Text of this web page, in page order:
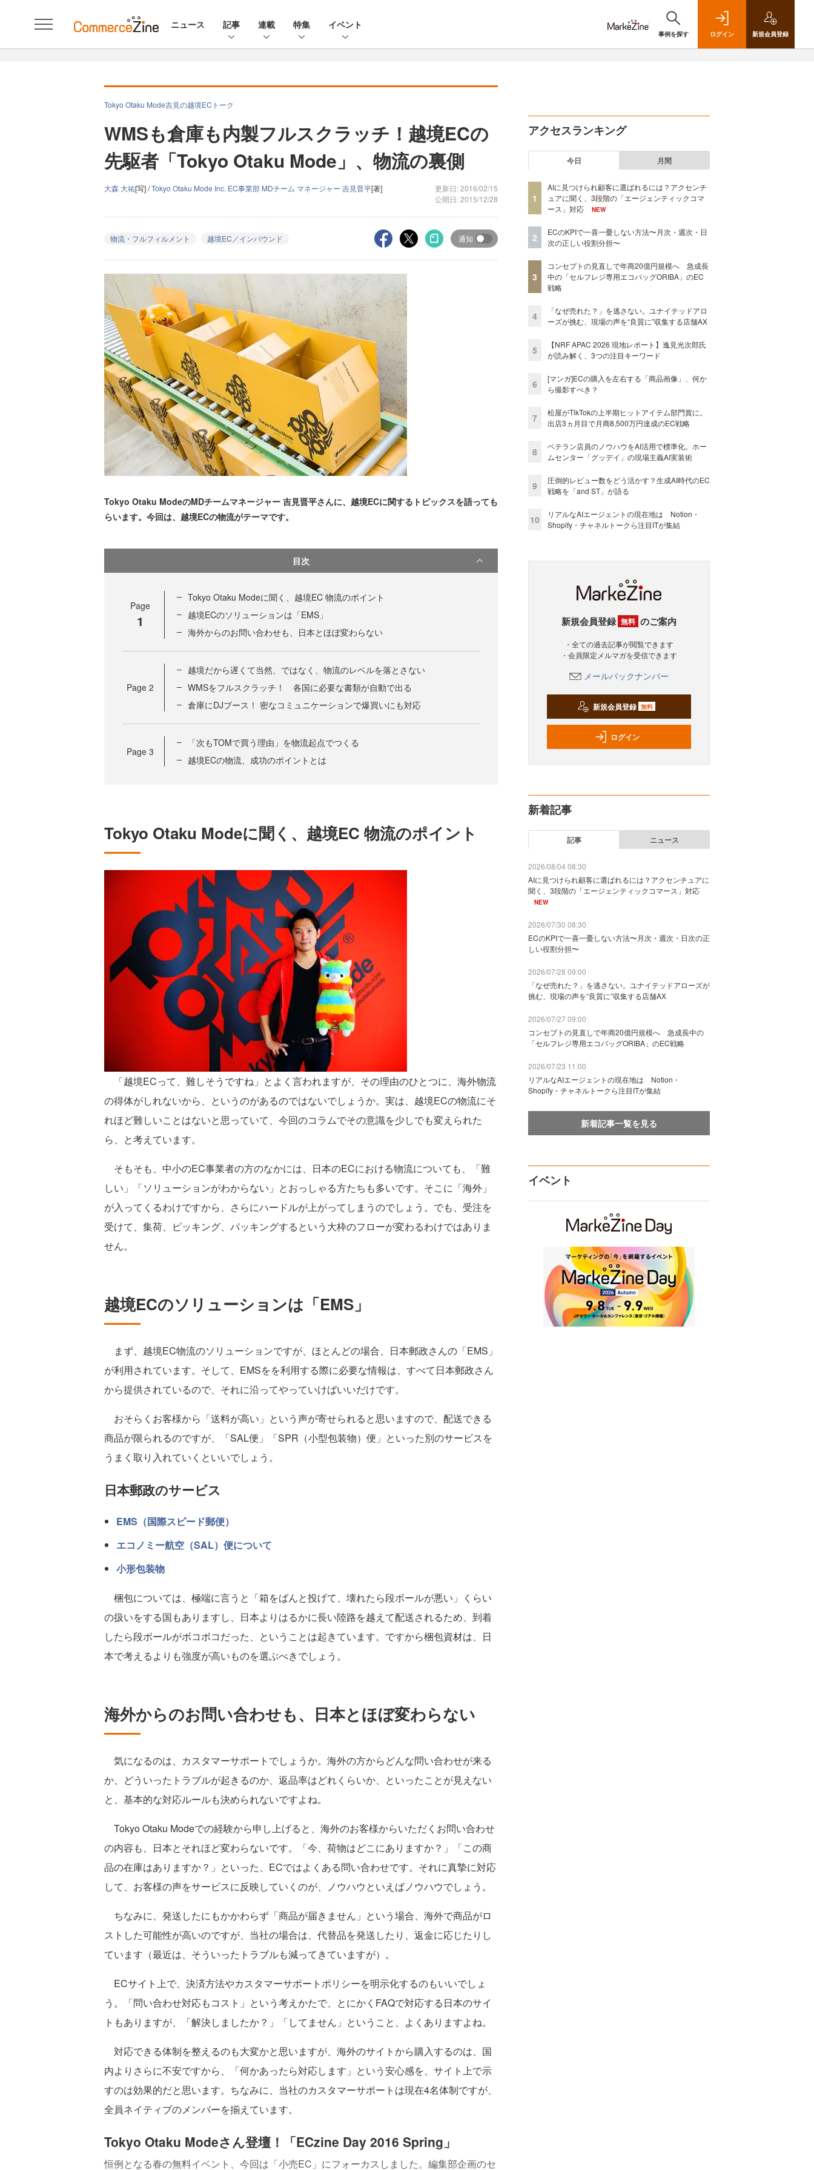
ニュース 記事 連載 特集 イベント
事例を探す ログイン 新規会員登録
Tokyo Otaku Mode吉見の越境ECトーク
WMSも倉庫も内製フルスクラッチ！越境ECの
先駆者「Tokyo Otaku Mode」、物流の裏側
大森 大祐[写] /Tokyo Otaku Mode Inc. EC事業部 MDチーム マネージャー 吉見晋平[著]
更新日: 2016/02/15
公開日: 2015/12/28
物流・フルフィルメント 越境EC／インバウンド 通知
Tokyo Otaku ModeのMDチームマネージャー 吉見晋平さんに、越境ECに関するトピックスを語っても
らいます。今回は、越境ECの物流がテーマです。
目次
Page
1
Tokyo Otaku Modeに聞く、越境EC 物流のポイント
越境ECのソリューションは「EMS」
海外からのお問い合わせも、日本とほぼ変わらない
Page 2
越境だから遅くて当然、ではなく、物流のレベルを落とさない
WMSをフルスクラッチ！ 各国に必要な書類が自動で出る
倉庫にDJブース！ 密なコミュニケーションで爆買いにも対応
Page 3
「次もTOMで買う理由」を物流起点でつくる
越境ECの物流、成功のポイントとは
Tokyo Otaku Modeに聞く、越境EC 物流のポイント
「越境ECって、難しそうですね」とよく言われますが、その理由のひとつに、海外物流
の得体がしれないから、というのがあるのではないでしょうか。実は、越境ECの物流にそ
れほど難しいことはないと思っていて、今回のコラムでその意識を少しでも変えられた
ら、と考えています。
そもそも、中小のEC事業者の方のなかには、日本のECにおける物流についても、「難
しい」「ソリューションがわからない」とおっしゃる方たちも多いです。そこに「海外」
が入ってくるわけですから、さらにハードルが上がってしまうのでしょう。でも、受注を
受けて、集荷、ピッキング、パッキングするという大枠のフローが変わるわけではありま
せん。
越境ECのソリューションは「EMS」
まず、越境EC物流のソリューションですが、ほとんどの場合、日本郵政さんの「EMS」
が利用されています。そして、EMSをを利用する際に必要な情報は、すべて日本郵政さん
から提供されているので、それに沿ってやっていけばいいだけです。
おそらくお客様から「送料が高い」という声が寄せられると思いますので、配送できる
商品が限られるのですが、「SAL便」「SPR（小型包装物）便」といった別のサービスを
うまく取り入れていくといいでしょう。
日本郵政のサービス
EMS（国際スピード郵便）
エコノミー航空（SAL）便について
小形包装物
梱包については、極端に言うと「箱をばんと投げて、壊れたら段ボールが悪い」くらい
の扱いをする国もありますし、日本よりはるかに長い陸路を越えて配送されるため、到着
したら段ボールがボコボコだった、ということは起きています。ですから梱包資材は、日
本で考えるよりも強度が高いものを選ぶべきでしょう。
海外からのお問い合わせも、日本とほぼ変わらない
気になるのは、カスタマーサポートでしょうか。海外の方からどんな問い合わせが来る
か、どういったトラブルが起きるのか、返品率はどれくらいか、といったことが見えない
と、基本的な対応ルールも決められないですよね。
Tokyo Otaku Modeでの経験から申し上げると、海外のお客様からいただくお問い合わせ
の内容も、日本とそれほど変わらないです。「今、荷物はどこにありますか？」「この商
品の在庫はありますか？」といった、ECではよくある問い合わせです。それに真摯に対応
して、お客様の声をサービスに反映していくのが、ノウハウといえばノウハウでしょう。
ちなみに、発送したにもかかわらず「商品が届きません」という場合、海外で商品がロ
ストした可能性が高いのですが、当社の場合は、代替品を発送したり、返金に応じたりし
ています（最近は、そういったトラブルも減ってきていますが）。
ECサイト上で、決済方法やカスタマーサポートポリシーを明示化するのもいいでしょ
う。「問い合わせ対応もコスト」という考えかたで、とにかくFAQで対応する日本のサイ
トもありますが、「解決しましたか？」「してません」ということ、よくありますよね。
対応できる体制を整えるのも大変かと思いますが、海外のサイトから購入するのは、国
内よりさらに不安ですから、「何かあったら対応します」という安心感を、サイト上で示
すのは効果的だと思います。ちなみに、当社のカスタマーサポートは現在4名体制ですが、
全員ネイティブのメンバーを揃えています。
Tokyo Otaku Modeさん登壇！「ECzine Day 2016 Spring」
恒例となる春の無料イベント、今回は「小売EC」にフォーカスしました。編集部企画のセ
アクセスランキング
今日 月間
1
AIに見つけられ顧客に選ばれるには？アクセンチ
ュアに聞く、3段階の「エージェンティックコマ
ース」対応
NEW
2
ECのKPIで一喜一憂しない方法〜月次・週次・日
次の正しい役割分担〜
3
コンセプトの見直しで年商20億円規模へ 急成長
中の「セルフレジ専用エコバッグORIBA」のEC
戦略
4
「なぜ売れた？」を逃さない。ユナイテッドアロ
ーズが挑む、現場の声を“良質に”収集する店舗AX
5
【NRF APAC 2026 現地レポート】逸見光次郎氏
が読み解く、3つの注目キーワード
6
[マンガ]ECの購入を左右する「商品画像」、何か
ら撮影すべき？
7
松屋がTikTokの上半期ヒットアイテム部門賞に。
出店3ヵ月目で月商8,500万円達成のEC戦略
8
ベテラン店員のノウハウをAI活用で標準化。ホー
ムセンター「グッデイ」の現場主義AI実装術
9
圧倒的レビュー数をどう活かす？生成AI時代のEC
戦略を「and ST」が語る
10
リアルなAIエージェントの現在地は Notion・
Shopify・チャネルトークら注目ITが集結
新規会員登録 無料 のご案内
・全ての過去記事が閲覧できます
・会員限定メルマガを受信できます
メールバックナンバー
新規会員登録 無料
ログイン
新着記事
記事 ニュース
2026/08/04 08:30
AIに見つけられ顧客に選ばれるには？アクセンチュアに
聞く、3段階の「エージェンティックコマース」対応
NEW
2026/07/30 08:30
ECのKPIで一喜一憂しない方法〜月次・週次・日次の正
しい役割分担〜
2026/07/28 09:00
「なぜ売れた？」を逃さない。ユナイテッドアローズが
挑む、現場の声を“良質に”収集する店舗AX
2026/07/27 09:00
コンセプトの見直しで年商20億円規模へ 急成長中の
「セルフレジ専用エコバッグORIBA」のEC戦略
2026/07/23 11:00
リアルなAIエージェントの現在地は Notion・
Shopify・チャネルトークら注目ITが集結
新着記事一覧を見る
イベント